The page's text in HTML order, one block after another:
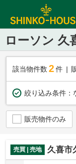
ローソン 久
該当物件数 2件
絞り込み条件：
販売物件のみ
売買 | 売地 久喜